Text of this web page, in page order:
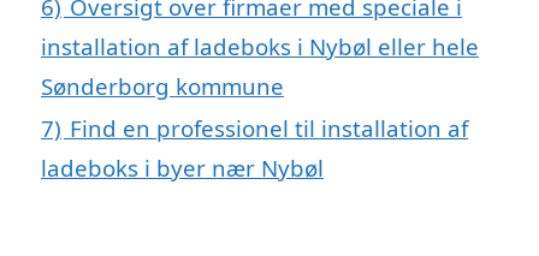
6) Oversigt over firmaer med speciale i
installation af ladeboks i Nybøl eller hele
Sønderborg kommune
7) Find en professionel til installation af
ladeboks i byer nær Nybøl